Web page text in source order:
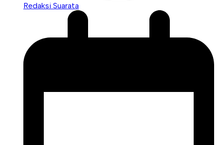
Redaksi Suarata